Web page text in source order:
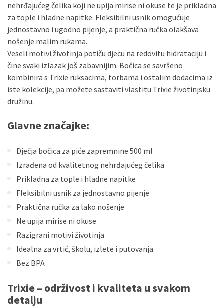
nehrđajućeg čelika koji ne upija mirise ni okuse te je prikladna
za tople i hladne napitke. Fleksibilni usnik omogućuje
jednostavno i ugodno pijenje, a praktična ručka olakšava
nošenje malim rukama.
Veseli motivi životinja potiču djecu na redovitu hidrataciju i
čine svaki izlazak još zabavnijim. Bočica se savršeno
kombinira s Trixie ruksacima, torbama i ostalim dodacima iz
iste kolekcije, pa možete sastaviti vlastitu Trixie životinjsku
družinu.
Glavne značajke:
Dječja bočica za piće zapremnine 500 ml
Izrađena od kvalitetnog nehrđajućeg čelika
Prikladna za tople i hladne napitke
Fleksibilni usnik za jednostavno pijenje
Praktična ručka za lako nošenje
Ne upija mirise ni okuse
Razigrani motivi životinja
Idealna za vrtić, školu, izlete i putovanja
Bez BPA
Trixie – održivost i kvaliteta u svakom
detalju